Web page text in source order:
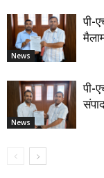
News
पी-
News
पी-